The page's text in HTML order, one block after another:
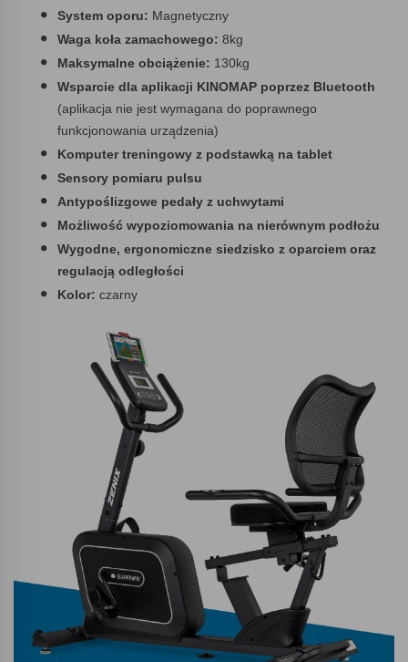
System oporu: Magnetyczny
Waga koła zamachowego: 8kg
Maksymalne obciążenie: 130kg
Wsparcie dla aplikacji KINOMAP poprzez Bluetooth
(aplikacja nie jest wymagana do poprawnego
funkcjonowania urządzenia)
Komputer treningowy z podstawką na tablet
Sensory pomiaru pulsu
Antypoślizgowe pedały z uchwytami
Możliwość wypoziomowania na nierównym podłożu
Wygodne, ergonomiczne siedzisko z oparciem oraz
regulacją odległości
Kolor: czarny